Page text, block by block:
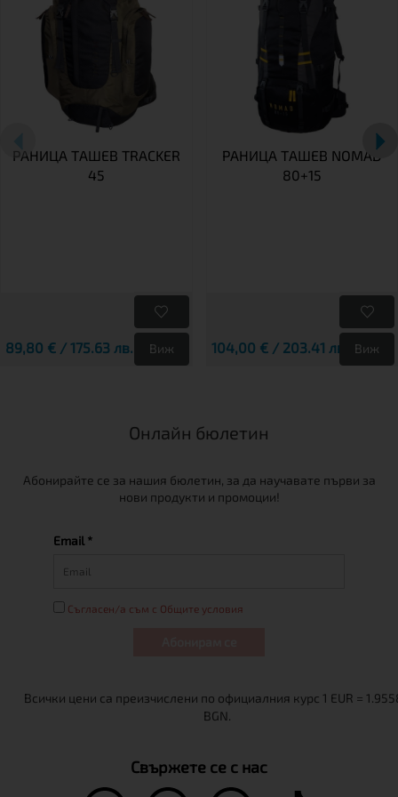
РАНИЦА TАШЕВ TRACKER
45
89,80 € / 175.63 лв. Виж
РАНИЦА ТАШЕВ NOMAD
80+15
104,00 € / 203.41 лв. Виж
Онлайн бюлетин
Абонирайте се за нашия бюлетин, за да научавате първи за
нови продукти и промоции!
Email *
Съгласен/а съм с Общите условия
Свържете се с нас